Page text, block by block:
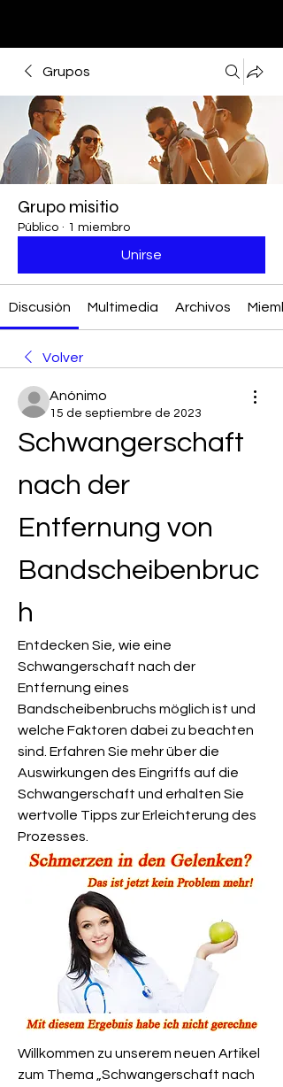
Grupos
Grupo misitio
Público · 1 miembro
Unirse
Discusión Multimedia Archivos
Volver
Anónimo
15 de septiembre de 2023
Schwangerschaft
nach der
Entfernung von
Bandscheibenbruc
h
Entdecken Sie, wie eine
Schwangerschaft nach der
Entfernung eines
Bandscheibenbruchs möglich ist und
welche Faktoren dabei zu beachten
sind. Erfahren Sie mehr über die
Auswirkungen des Eingriffs auf die
Schwangerschaft und erhalten Sie
wertvolle Tipps zur Erleichterung des
Prozesses.
Willkommen zu unserem neuen Artikel
zum Thema „Schwangerschaft nach